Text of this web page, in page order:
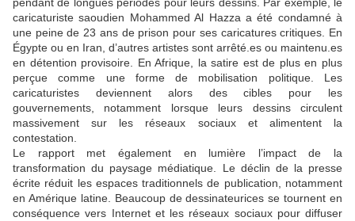
caricaturiste saoudien Mohammed Al Hazza a été condamné à
une peine de 23 ans de prison pour ses caricatures critiques. En
Égypte ou en Iran, d’autres artistes sont arrêté.es ou maintenu.es
en détention provisoire. En Afrique, la satire est de plus en plus
perçue comme une forme de mobilisation politique. Les
caricaturistes deviennent alors des cibles pour les
gouvernements, notamment lorsque leurs dessins circulent
massivement sur les réseaux sociaux et alimentent la
contestation.
Le rapport met également en lumière l’impact de la
transformation du paysage médiatique. Le déclin de la presse
écrite réduit les espaces traditionnels de publication, notamment
en Amérique latine. Beaucoup de dessinateurices se tournent en
conséquence vers Internet et les réseaux sociaux pour diffuser